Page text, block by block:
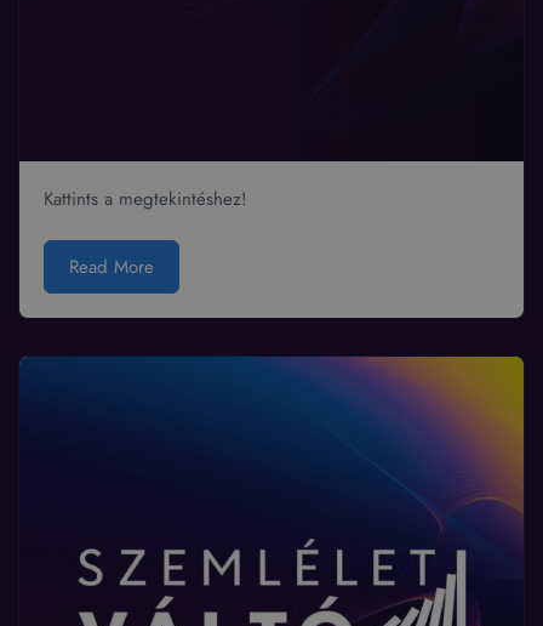
Kattints a megtekintéshez!
Read More